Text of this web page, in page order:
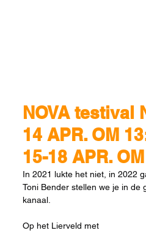
NOVA testival
14 APR. OM
15-18 APR.
In 2021 lukte het niet, in 2022
Toni Bender stellen we je in de
kanaal.
Op het Lierveld met